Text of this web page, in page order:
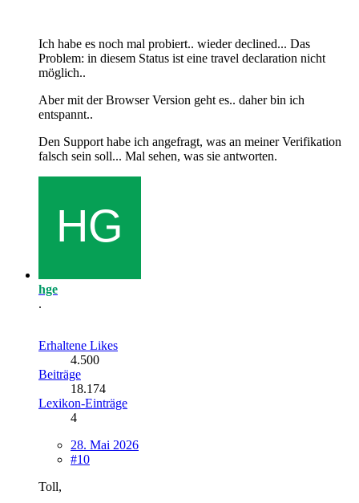
Ich habe es noch mal probiert.. wieder declined... Das
Problem: in diesem Status ist eine travel declaration nicht
möglich..
Aber mit der Browser Version geht es.. daher bin ich
entspannt..
Den Support habe ich angefragt, was an meiner Verifikation
falsch sein soll... Mal sehen, was sie antworten.
hge
.
Erhaltene Likes
4.500
Beiträge
18.174
Lexikon-Einträge
4
28. Mai 2026
#10
Toll,